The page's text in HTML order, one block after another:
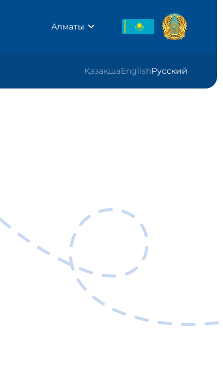
Алматы
ҚазақшаEnglishРусский